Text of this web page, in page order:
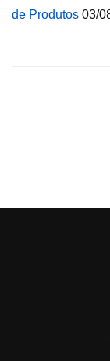
de Produtos 03/